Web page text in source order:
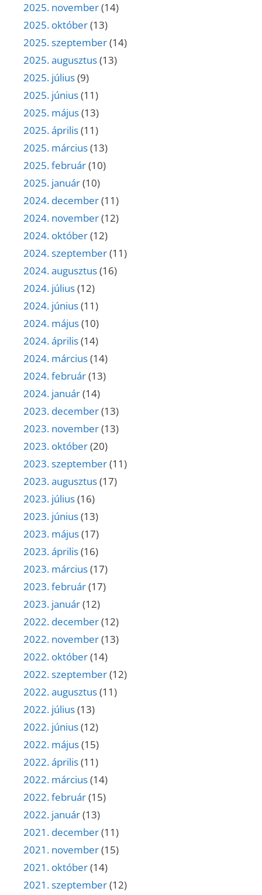
2025. november(14)
2025. október(13)
2025. szeptember(14)
2025. augusztus(13)
2025. július(9)
2025. június(11)
2025. május(13)
2025. április(11)
2025. március(13)
2025. február(10)
2025. január(10)
2024. december(11)
2024. november(12)
2024. október(12)
2024. szeptember(11)
2024. augusztus(16)
2024. július(12)
2024. június(11)
2024. május(10)
2024. április(14)
2024. március(14)
2024. február(13)
2024. január(14)
2023. december(13)
2023. november(13)
2023. október(20)
2023. szeptember(11)
2023. augusztus(17)
2023. július(16)
2023. június(13)
2023. május(17)
2023. április(16)
2023. március(17)
2023. február(17)
2023. január(12)
2022. december(12)
2022. november(13)
2022. október(14)
2022. szeptember(12)
2022. augusztus(11)
2022. július(13)
2022. június(12)
2022. május(15)
2022. április(11)
2022. március(14)
2022. február(15)
2022. január(13)
2021. december(11)
2021. november(15)
2021. október(14)
2021. szeptember(12)